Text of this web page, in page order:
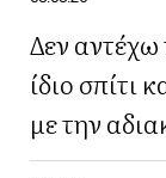
Δεν
ίδιο σπίτι
με την